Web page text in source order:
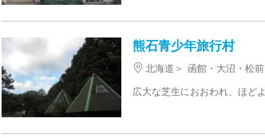
熊石青少年旅行村
北海道 函館・大沼・松前